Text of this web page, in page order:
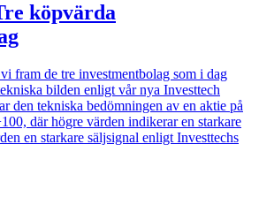
köpvärda
fram de tre investmentbolag som i dag
bilden enligt vår nya Investtech
den tekniska bedömningen av en aktie på
där högre värden indikerar en starkare
en starkare säljsignal enligt Investtechs